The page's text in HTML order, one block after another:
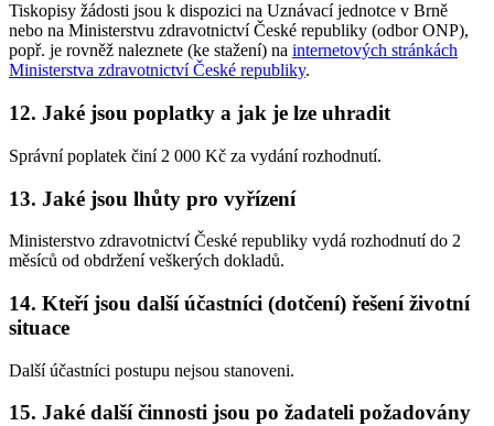
Tiskopisy žádosti jsou k dispozici na Uznávací jednotce v Brně
nebo na Ministerstvu zdravotnictví České republiky (odbor ONP),
popř. je rovněž naleznete (ke stažení) na internetových stránkách
Ministerstva zdravotnictví České republiky.
12. Jaké jsou poplatky a jak je lze uhradit
Správní poplatek činí 2 000 Kč za vydání rozhodnutí.
13. Jaké jsou lhůty pro vyřízení
Ministerstvo zdravotnictví České republiky vydá rozhodnutí do 2
měsíců od obdržení veškerých dokladů.
14. Kteří jsou další účastníci (dotčení) řešení životní
situace
Další účastníci postupu nejsou stanoveni.
15. Jaké další činnosti jsou po žadateli požadovány